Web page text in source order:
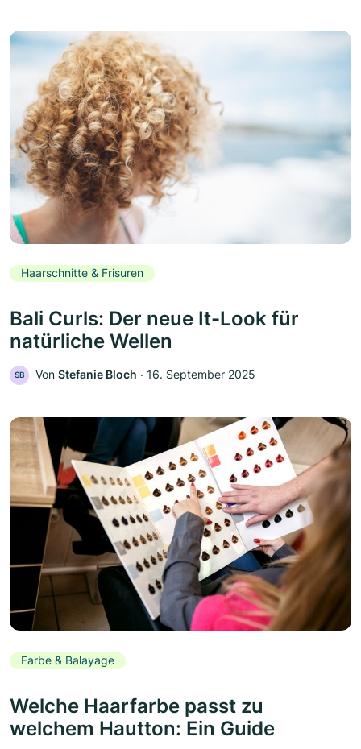
Haarschnitte & Frisuren
Bali Curls: Der neue It-Look für
natürliche Wellen
SB Von Stefanie Bloch ‧ 16. September 2025
Farbe & Balayage
Welche Haarfarbe passt zu
welchem Hautton: Ein Guide